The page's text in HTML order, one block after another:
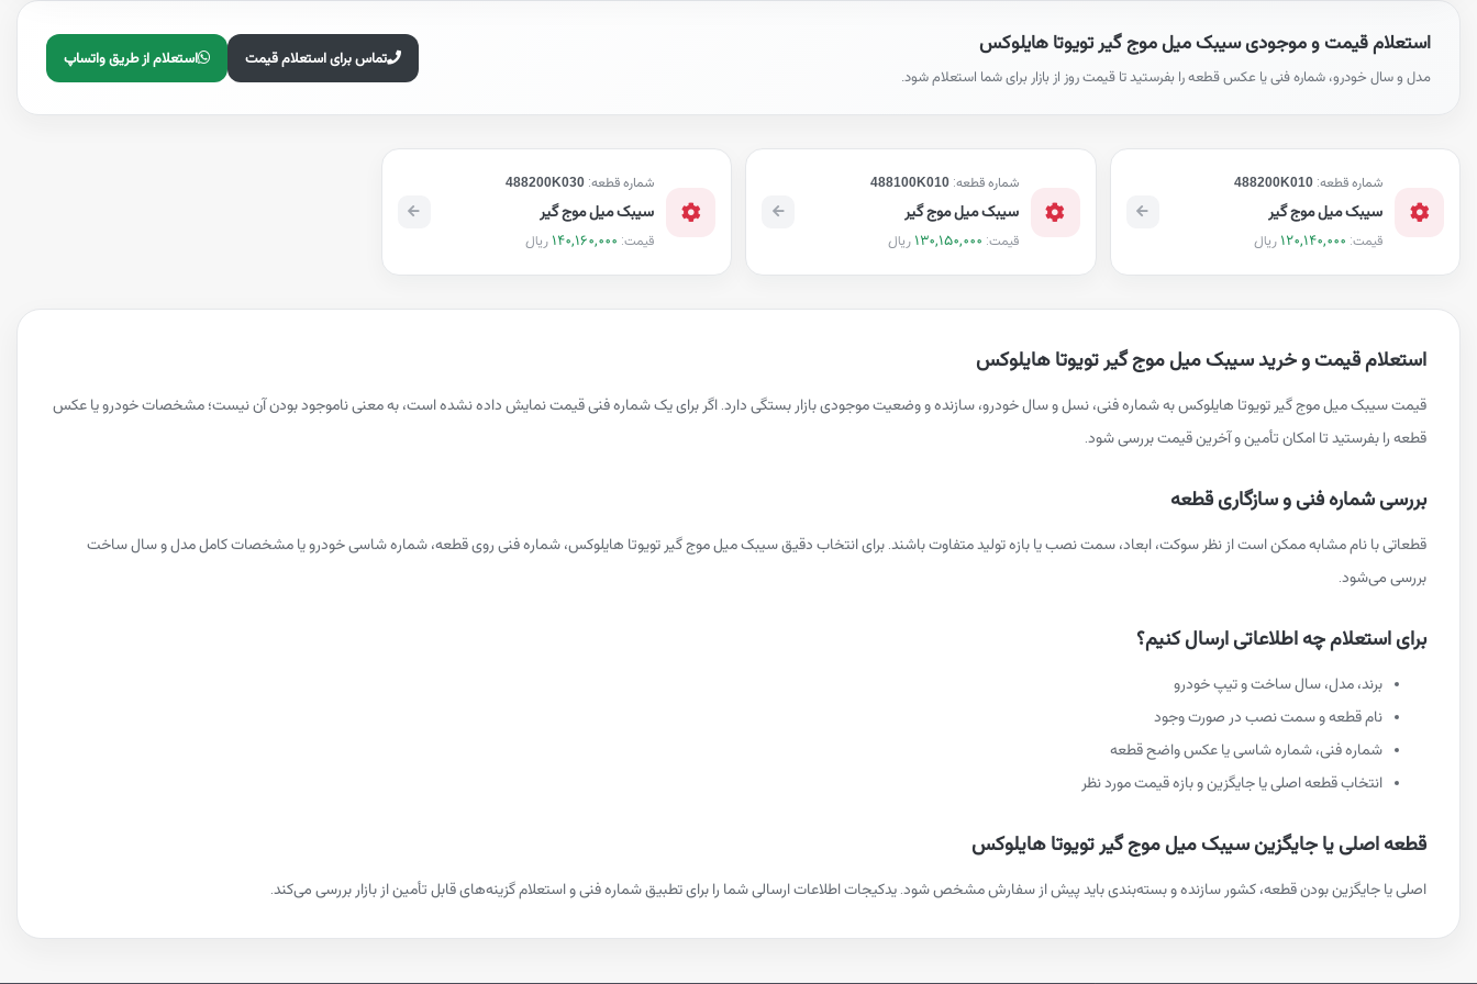
استعلام قیمت و موجودی سیبک میل موج گیر تویوتا هایلوکس
مدل و سال خودرو، شماره فنی یا عکس قطعه را بفرستید تا قیمت روز از بازار برای شما استعلام شود.
تماس برای استعلام قیمت استعلام از طریق واتساپ
شماره قطعه: 488200K010
سیبک میل موج گیر
قیمت: 120,140,000 ریال
شماره قطعه:488100K010
سیبک میل موج گیر
قیمت: 130,150,000 ریال
شماره قطعه: 488200K030
سیبک میل موج گیر
قیمت: 140,160,000 ریال
استعلام قیمت و خرید سیبک میل موج گیر تویوتا هایلوکس
قیمت سیبک میل موج گیر تویوتا هایلوکس به شماره فنی، نسل و سال خودرو، سازنده و وضعیت موجودی بازار بستگی دارد. اگر برای یک شماره فنی قیمت نمایش داده نشده است، به معنی ناموجود بودن آن نیست؛ مشخصات خودرو یا عکس
قطعه را بفرستید تا امکان تأمین و آخرین قیمت بررسی شود.
بررسی شماره فنی و سازگاری قطعه
قطعاتی با نام مشابه ممکن است از نظر سوکت، ابعاد، سمت نصب یا بازه تولید متفاوت باشند. برای انتخاب دقیق سیبک میل موج گیر تویوتا هایلوکس، شماره فنی روی قطعه، شماره شاسی خودرو یا مشخصات کامل مدل و سال ساخت
بررسی می‌شود.
برای استعلام چه اطلاعاتی ارسال کنیم؟
برند، مدل، سال ساخت و تیپ خودرو
نام قطعه و سمت نصب در صورت وجود
شماره فنی، شماره شاسی یا عکس واضح قطعه
انتخاب قطعه اصلی یا جایگزین و بازه قیمت مورد نظر
قطعه اصلی یا جایگزین سیبک میل موج گیر تویوتا هایلوکس
اصلی یا جایگزین بودن قطعه، کشور سازنده و بسته‌بندی باید پیش از سفارش مشخص شود. یدکیجات اطلاعات ارسالی شما را برای تطبیق شماره فنی و استعلام گزینه‌های قابل تأمین از بازار بررسی می‌کند.